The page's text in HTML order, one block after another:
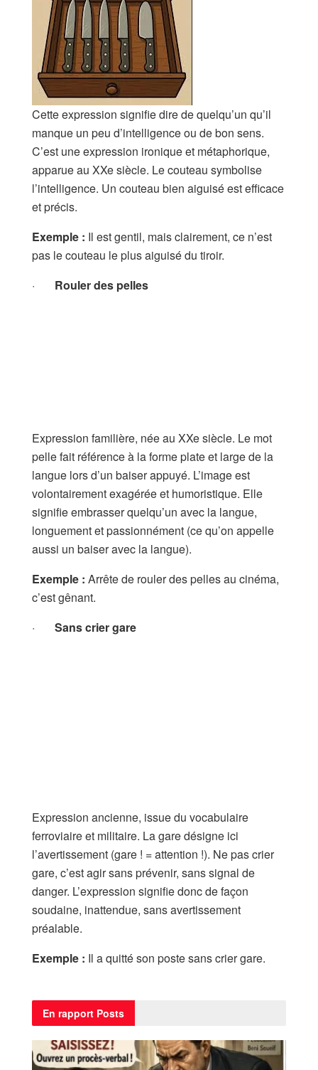
Cette expression signifie dire de quelqu’un qu’il
manque un peu d’intelligence ou de bon sens.
C’est une expression ironique et métaphorique,
apparue au XXe siècle. Le couteau symbolise
l’intelligence. Un couteau bien aiguisé est efficace
et précis.
Exemple : Il est gentil, mais clairement, ce n’est
pas le couteau le plus aiguisé du tiroir.
· Rouler des pelles
Expression familière, née au XXe siècle. Le mot
pelle fait référence à la forme plate et large de la
langue lors d’un baiser appuyé. L’image est
volontairement exagérée et humoristique. Elle
signifie embrasser quelqu’un avec la langue,
longuement et passionnément (ce qu’on appelle
aussi un baiser avec la langue).
Exemple : Arrête de rouler des pelles au cinéma,
c’est gênant.
· Sans crier gare
Expression ancienne, issue du vocabulaire
ferroviaire et militaire. La gare désigne ici
l’avertissement (gare ! = attention !). Ne pas crier
gare, c’est agir sans prévenir, sans signal de
danger. L’expression signifie donc de façon
soudaine, inattendue, sans avertissement
préalable.
Exemple : Il a quitté son poste sans crier gare.
En rapport Posts